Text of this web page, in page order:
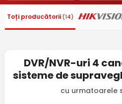
Toți producătorii (14)
DVR/NVR-uri 4
sisteme de
cu urmatoarele